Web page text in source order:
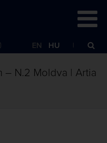
EN HU
– N.2 Moldva | Artia